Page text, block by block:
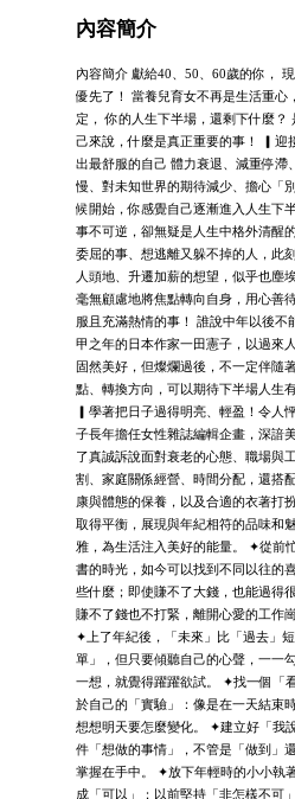
內容簡介
內容簡介 獻給40、50、60歲的你，
優先了！ 當養兒育女不再是生活重心
定， 你的人生下半場，還剩下什麼？
己來說，什麼是真正重要的事！ ▎迎
出最舒服的自己 體力衰退、減重停滯
慢、對未知世界的期待減少、擔心
候開始，你感覺自己逐漸進入人生下
事不可逆，卻無疑是人生中格外清醒
委屈的事、想逃離又躲不掉的人，此
人頭地、升遷加薪的想望，似乎也塵
毫無顧慮地將焦點轉向自身，用心善
服且充滿熱情的事！ 誰說中年以後不
甲之年的日本作家一田憲子，以過來
固然美好，但燦爛過後，不一定伴隨
點、轉換方向，可以期待下半場人生
▎學著把日子過得明亮、輕盈！令人
子長年擔任女性雜誌編輯企畫，深諳
了真誠訴說面對衰老的心態、職場與
割、家庭關係經營、時間分配，還搭
康與體態的保養，以及合適的衣著打
取得平衡，展現與年紀相符的品味和
雅，為生活注入美好的能量。 ✦從前
書的時光，如今可以找到不同以往的
些什麼；即使賺不了大錢，也能過得
賺不了錢也不打緊，離開心愛的工作
✦上了年紀後，「未來」比「過去」
單」，但只要傾聽自己的心聲，一一
一想，就覺得躍躍欲試。 ✦找一個「
於自己的「實驗」：像是在一天結束
想想明天要怎麼變化。 ✦建立好「我
件「想做的事情」，不管是「做到」
掌握在手中。 ✦放下年輕時的小小執
成「可以」；以前堅持「非怎樣不可